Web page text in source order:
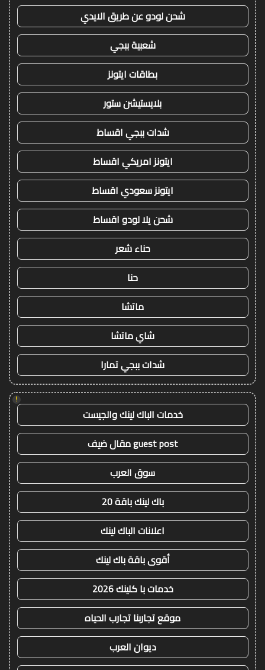
شحن لودو عن طريق الايدي
شعبية ببجي
بطاقات ايتونز
بلايستيشن ستور
شدات ببجي اقساط
ايتونز امريكي اقساط
ايتونز سعودي اقساط
شحن يلا لودو اقساط
حناء شعر
حنا
ماتشا
شاي ماتشا
شدات ببجي تمارا
!
خدمات الباك لينك والجيست
guest post مقال ضيف
سوق العرب
باك لينك باقة 20
اعلانات الباك لينك
أقوى باقة باك لينك
خدمات با كلينك 2026
موقع تجاربنا تجارب الحياه
ديوان العرب